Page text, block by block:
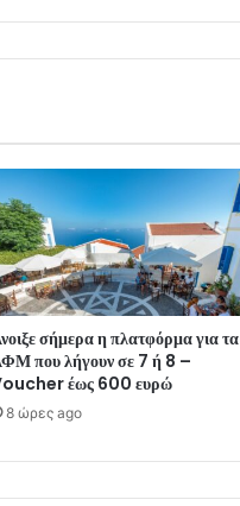
σήμερα η πλατφόρμα για τα
που λήγουν σε 7 ή 8 –
έως 600 ευρώ
8 ώρες ago